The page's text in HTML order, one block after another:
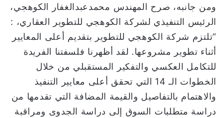
ومن جانبه، صرح المهندس محمدعبدالغفار الكوهجي،
الرئيس التنفيذي لشركة الكوهجي للتطوير العقاري، :
“تلتزم شركة الكوهجي للتطوير بتقديم أعلى المعايير
أثناء تطوير مشروعها. لقد أظهرنا فلسفتنا الفريدة
للتكامل العكسي والتفكير المستقبلي من خلال
الخطوات الـ 14 التي تحقق أعلى معايير التنفيذ
والاهتمام بالتفاصيل والقيمة المضافة التي تقدمها من
دراسة متطلبات السوق إلى دراسة الجدوى ومراقبة